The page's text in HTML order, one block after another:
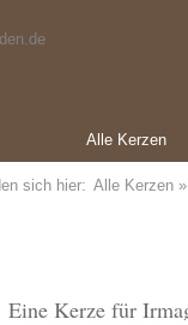
Alle Kerzen
sich hier: Alle Kerzen
Eine Kerze für